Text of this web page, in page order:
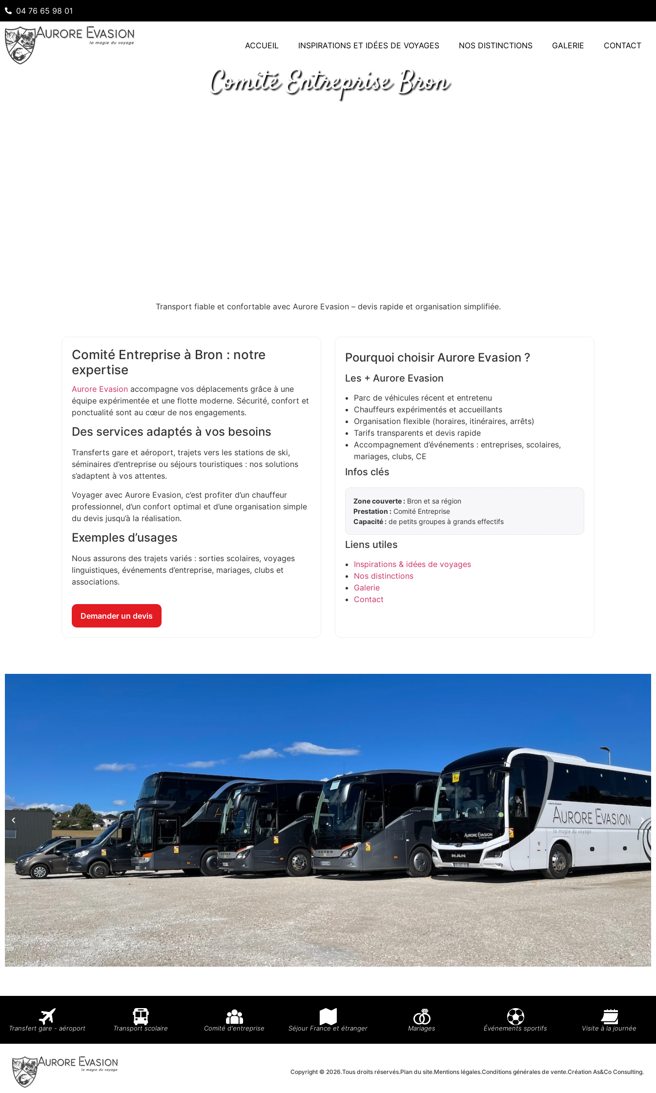
04 76 65 98 01
ACCUEIL INSPIRATIONS ET IDÉES DE VOYAGES NOS DISTINCTIONS GALERIE CONTACT
Comité Entreprise Bron
Transport fiable et confortable avec Aurore Evasion – devis rapide et organisation simplifiée.
Comité Entreprise à Bron : notre
expertise
Aurore Evasion accompagne vos déplacements grâce à une
équipe expérimentée et une flotte moderne. Sécurité, confort et
ponctualité sont au cœur de nos engagements.
Des services adaptés à vos besoins
Transferts gare et aéroport, trajets vers les stations de ski,
séminaires d’entreprise ou séjours touristiques : nos solutions
s’adaptent à vos attentes.
Voyager avec Aurore Evasion, c’est profiter d’un chauffeur
professionnel, d’un confort optimal et d’une organisation simple
du devis jusqu’à la réalisation.
Exemples d’usages
Nous assurons des trajets variés : sorties scolaires, voyages
linguistiques, événements d’entreprise, mariages, clubs et
associations.
Demander un devis
Pourquoi choisir Aurore Evasion ?
Les + Aurore Evasion
Parc de véhicules récent et entretenu
Chauffeurs expérimentés et accueillants
Organisation flexible (horaires, itinéraires, arrêts)
Tarifs transparents et devis rapide
Accompagnement d’événements : entreprises, scolaires,
mariages, clubs, CE
Infos clés
Zone couverte : Bron et sa région
Prestation : Comité Entreprise
Capacité : de petits groupes à grands effectifs
Liens utiles
Inspirations & idées de voyages
Nos distinctions
Galerie
Contact
Transfert gare - aéroport Transport scolaire Comité d'entreprise Séjour France et étranger Mariages Événements sportifs Visite à la journée
Copyright © 2026.Tous droits réservés.Plan du site.Mentions légales.Conditions générales de vente.Création As&Co Consulting.